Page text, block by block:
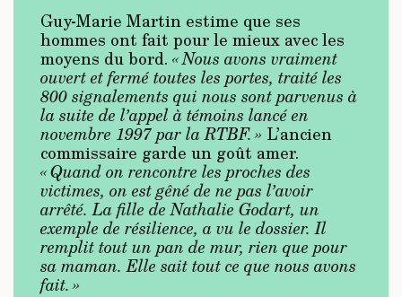
Guy-Marie Martin estime que ses
hommes ont fait pour le mieux avec les
moyens du bord. « Nous avons vraiment
ouvert et fermé toutes les portes, traité les
800 signalements qui nous sont parvenus à
la suite de l’appel à témoins lancé en
novembre 1997 par la RTBF. » L’ancien
commissaire garde un goût amer.
« Quand on rencontre les proches des
victimes, on est gêné de ne pas l’avoir
arrêté. La fille de Nathalie Godart, un
exemple de résilience, a vu le dossier. Il
remplit tout un pan de mur, rien que pour
sa maman. Elle sait tout ce que nous avons
fait. »